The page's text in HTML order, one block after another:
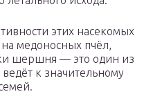
этих насекомых
медоносных пчёл,
шершня — это один из
к значительному